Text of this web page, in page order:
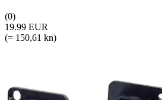
(0)
19.99 EUR
(= 150,61 kn)